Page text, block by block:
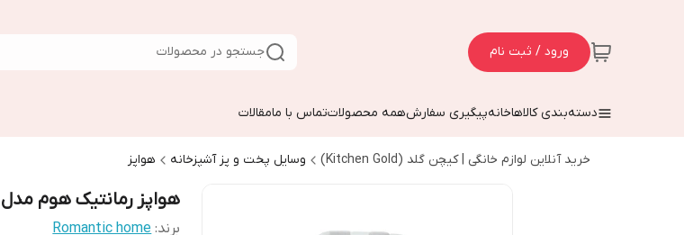
ورود / ثبت نام جستجو در محصولات
دسته‌بندی کالاهاخانهپیگیری سفارشهمه محصولاتتماس با مامقالات
خرید آنلاین لوازم خانگی | کیچن گلد (Kitchen Gold) وسایل پخت و پز آشپزخانه هواپز
هواپز رمانتیک هوم مدل kp_70
برند: Romantic home